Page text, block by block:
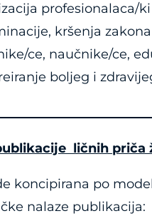
profesionalaca/
kršenja
ce, naučnike/ce,
boljeg i
ličnih
koncipirana po
nalaze publikacija: